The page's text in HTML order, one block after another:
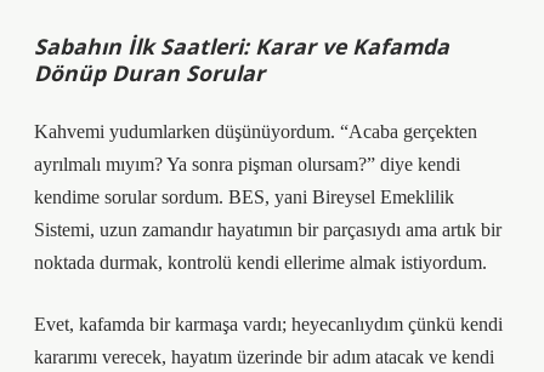
Sabahın İlk Saatleri: Karar ve Kafamda
Dönüp Duran Sorular
Kahvemi yudumlarken düşünüyordum. “Acaba gerçekten
ayrılmalı mıyım? Ya sonra pişman olursam?” diye kendi
kendime sorular sordum. BES, yani Bireysel Emeklilik
Sistemi, uzun zamandır hayatımın bir parçasıydı ama artık bir
noktada durmak, kontrolü kendi ellerime almak istiyordum.
Evet, kafamda bir karmaşa vardı; heyecanlıydım çünkü kendi
kararımı verecek, hayatım üzerinde bir adım atacak ve kendi